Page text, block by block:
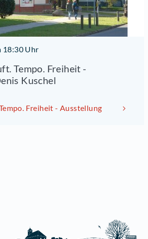
18:30 Uhr
Tempo. Freiheit -
Kuschel
Freiheit - Ausstellung